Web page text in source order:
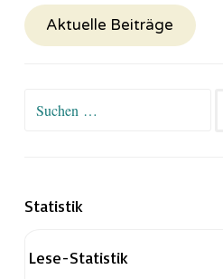
Aktuelle Beiträge
Suchen
Statistik
Lese-Statistik